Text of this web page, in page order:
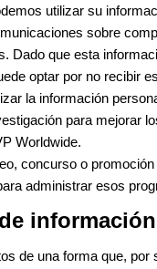
utilizar su
sobre
Dado que esta
optar por no recibir
la información
para mejorar
Worldwide.
concurso o
administrar esos
de una forma que,